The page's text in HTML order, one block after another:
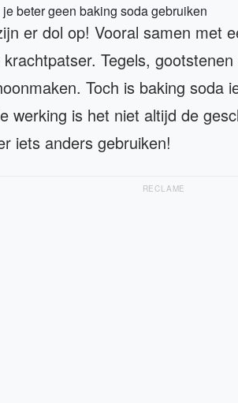
beter geen baking soda gebruiken
er dol op! Vooral samen met
Tegels,
Toch is baking soda
werking is het niet altijd de
iets anders gebruiken!
RECLAME